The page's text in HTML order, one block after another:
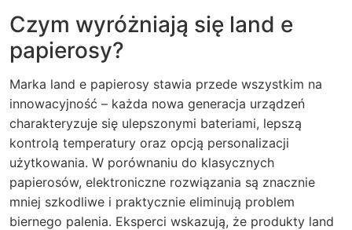
Czym wyróżniają się land e
papierosy?
Marka land e papierosy stawia przede wszystkim na
innowacyjność – każda nowa generacja urządzeń
charakteryzuje się ulepszonymi bateriami, lepszą
kontrolą temperatury oraz opcją personalizacji
użytkowania. W porównaniu do klasycznych
papierosów, elektroniczne rozwiązania są znacznie
mniej szkodliwe i praktycznie eliminują problem
biernego palenia. Eksperci wskazują, że produkty land